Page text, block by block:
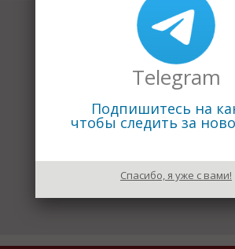
Telegram
Подпишитесь на
чтобы следить за
Спасибо, я уже с вами!